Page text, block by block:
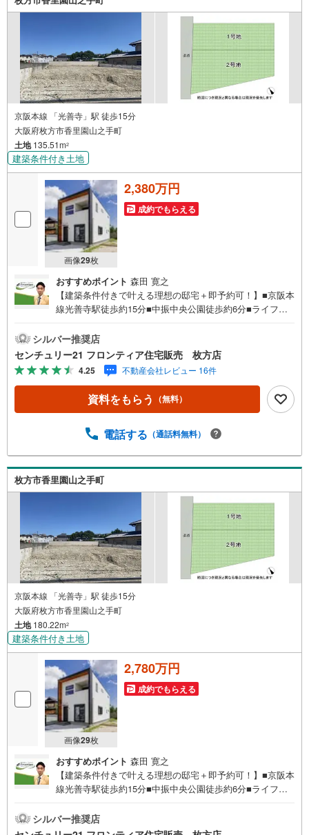
京阪本線 「光善寺」駅 徒歩15分
大阪府枚方市香里園山之手町
土地135.51m2
建築条件付き土地
画像29枚
2,380万円
成約でもらえる
おすすめポイント 森田 寛之
【建築条件付きで叶える理想の邸宅＋即予約可！】■京阪本
線光善寺駅徒歩約15分■中振中央公園徒歩約6分■ライフ香
だわりを反映した自由な設計が可能です・第一種低層住居
専用地域に位置するため、将来にわたって良好な住環境が
守られます・親愛保育園まで徒歩約10分と、毎日の送り迎
えもしやすい距離にございます・セブンイレブン枚方東中
振2丁目店まで徒歩約13分で、ちょっとしたお買い物に便利
です 立地・枚方市立香里小学校まで徒歩約19分・枚方市立
い方のプロ、ファイナンシャルプランナーが資金計画をサ
り！3.たくさんの銀行と繋がりがあるため、最も低金利に
なるように審査が可能！4.物件のお引渡し後に必要になっ
たお家のリフォームも弊社のリフォームプランナーがご提
案！弊社は専門家同士が連携をとっているため、より多く
の知見がございますお気軽にお問合せください
シルバー推奨店
センチュリー21 フロンティア住宅販売 枚方店
4.25 不動産会社レビュー 16件
資料をもらう （無料）
電話する （通話料無料）
枚方市香里園山之手町
京阪本線 「光善寺」駅 徒歩15分
大阪府枚方市香里園山之手町
土地180.22m2
建築条件付き土地
画像29枚
2,780万円
成約でもらえる
おすすめポイント 森田 寛之
【建築条件付きで叶える理想の邸宅＋即予約可！】■京阪本
線光善寺駅徒歩約15分■中振中央公園徒歩約6分■ライフ香
だわりを反映した自由な設計が可能です・第一種低層住居
専用地域に位置するため、将来にわたって良好な住環境が
シルバー推奨店